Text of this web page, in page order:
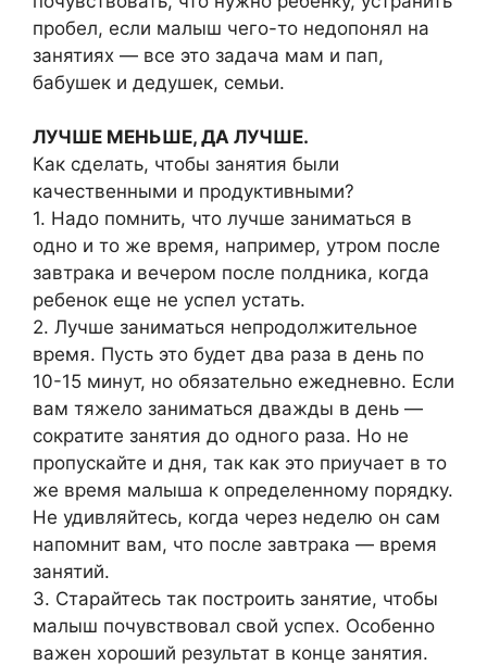
пробел, если малыш чего-то недопонял на
занятиях — все это задача мам и пап,
бабушек и дедушек, семьи.
ЛУЧШЕ МЕНЬШЕ, ДА ЛУЧШЕ.
Как сделать, чтобы занятия были
качественными и продуктивными?
1. Надо помнить, что лучше заниматься в
одно и то же время, например, утром после
завтрака и вечером после полдника, когда
ребенок еще не успел устать.
2. Лучше заниматься непродолжительное
время. Пусть это будет два раза в день по
10-15 минут, но обязательно ежедневно. Если
вам тяжело заниматься дважды в день —
сократите занятия до одного раза. Но не
пропускайте и дня, так как это приучает в то
же время малыша к определенному порядку.
Не удивляйтесь, когда через неделю он сам
напомнит вам, что после завтрака — время
занятий.
3. Старайтесь так построить занятие, чтобы
малыш почувствовал свой успех. Особенно
важен хороший результат в конце занятия.